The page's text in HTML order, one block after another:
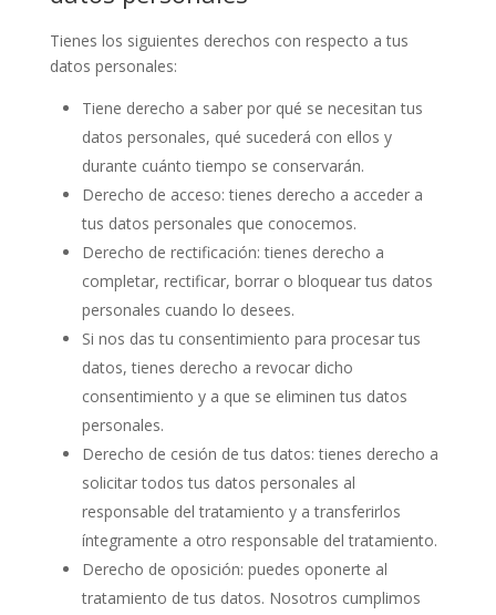
Tienes los siguientes derechos con respecto a tus
datos personales:
Tiene derecho a saber por qué se necesitan tus
datos personales, qué sucederá con ellos y
durante cuánto tiempo se conservarán.
Derecho de acceso: tienes derecho a acceder a
tus datos personales que conocemos.
Derecho de rectificación: tienes derecho a
completar, rectificar, borrar o bloquear tus datos
personales cuando lo desees.
Si nos das tu consentimiento para procesar tus
datos, tienes derecho a revocar dicho
consentimiento y a que se eliminen tus datos
personales.
Derecho de cesión de tus datos: tienes derecho a
solicitar todos tus datos personales al
responsable del tratamiento y a transferirlos
íntegramente a otro responsable del tratamiento.
Derecho de oposición: puedes oponerte al
tratamiento de tus datos. Nosotros cumplimos